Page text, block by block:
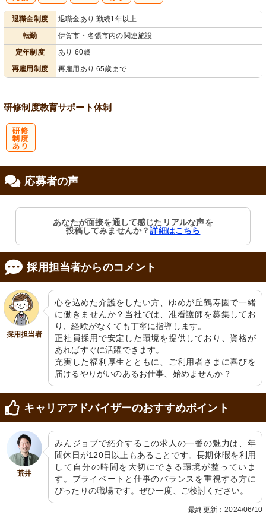
退職金制度
退職金あり 勤続1年以上
転勤
伊賀市・名張市内の関連施設
定年制度
あり 60歳
再雇用制度
再雇用あり 65歳まで
研修制度教育サポート体制
応募者の声
あなたが面接を通して感じたリアルな声を
投稿してみませんか？詳細はこちら
採用担当者からのコメント
採用担当者
心を込めた介護をしたい方、ゆめが丘鶴寿園で一緒
に働きませんか？当社では、准看護師を募集してお
り、経験がなくても丁寧に指導します。
正社員採用で安定した環境を提供しており、資格が
あればすぐに活躍できます。
充実した福利厚生とともに、ご利用者さまに喜びを
届けるやりがいのあるお仕事、始めませんか？
キャリアアドバイザーのおすすめポイント
荒井
みんジョブで紹介するこの求人の一番の魅力は、年
間休日が120日以上もあることです。長期休暇を利用
して自分の時間を大切にできる環境が整っていま
す。プライベートと仕事のバランスを重視する方に
ぴったりの職場です。ぜひ一度、ご検討ください。
最終更新：2024/06/10